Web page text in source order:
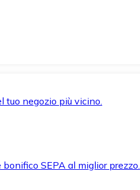
tuo negozio più vicino.
SEPA al miglior prezzo.